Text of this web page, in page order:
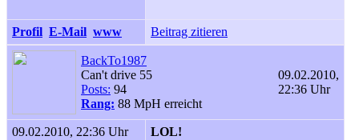
Profil E-Mail www Beitrag zitieren
BackTo1987
Can't drive 55
Posts: 94
Rang: 88 MpH erreicht
09.02.2010,
22:36 Uhr
09.02.2010, 22:36 Uhr
LOL!